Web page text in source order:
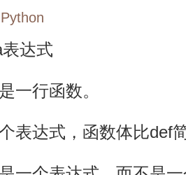
Python
达式
一行函数。
表达式，函数体比def